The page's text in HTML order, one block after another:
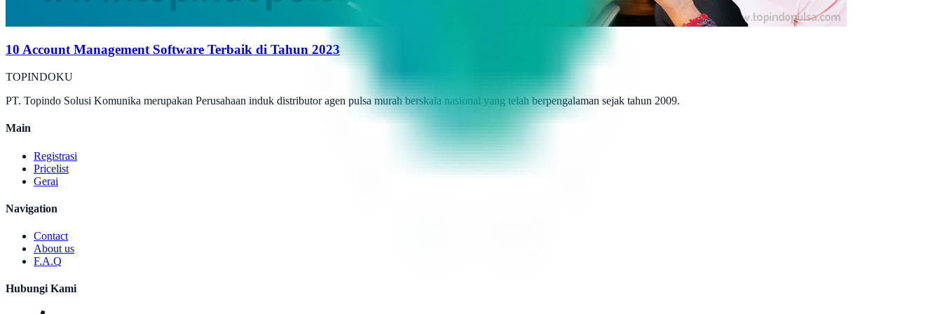
10 Account Management Software Terbaik di Tahun 2023
TOPINDOKU
PT. Topindo Solusi Komunika merupakan Perusahaan induk distributor agen pulsa murah berskala nasional yang telah berpengalaman sejak tahun 2009.
Main
Registrasi
Pricelist
Gerai
Navigation
Contact
About us
F.A.Q
Hubungi Kami